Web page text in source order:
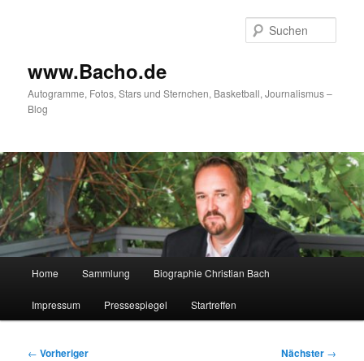
www.Bacho.de
Autogramme, Fotos, Stars und Sternchen, Basketball, Journalismus –
Blog
Home Sammlung Biographie Christian Bach
Impressum Pressespiegel Startreffen
Beitragsnavigation
← Vorheriger Nächster →